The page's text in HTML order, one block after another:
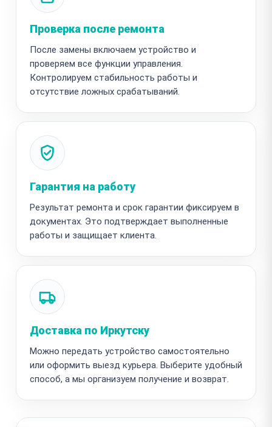
Проверка после ремонта
После замены включаем устройство и
проверяем все функции управления.
Контролируем стабильность работы и
отсутствие ложных срабатываний.
Гарантия на работу
Результат ремонта и срок гарантии фиксируем в
документах. Это подтверждает выполненные
работы и защищает клиента.
Доставка по Иркутску
Можно передать устройство самостоятельно
или оформить выезд курьера. Выберите удобный
способ, а мы организуем получение и возврат.